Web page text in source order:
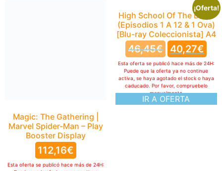
¡Oferta!
High School Of The Dead
(Episodios 1 A 12 & 1 Ova)
[Blu-ray Coleccionista] A4
46,45€ 40,27€
IR A OFERTA
Esta oferta se publicó hace más de 24H:
Puede que la oferta ya no continue
activa, se haya agotado el stock o haya
caducado. Por favor, compruebelo
manualmente